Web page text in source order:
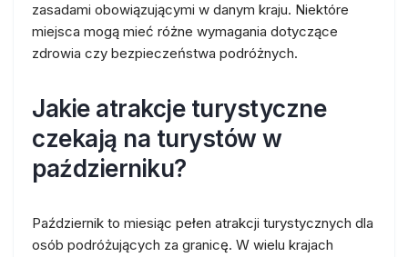
zasadami obowiązującymi w danym kraju. Niektóre
miejsca mogą mieć różne wymagania dotyczące
zdrowia czy bezpieczeństwa podróżnych.
Jakie atrakcje turystyczne
czekają na turystów w
październiku?
Październik to miesiąc pełen atrakcji turystycznych dla
osób podróżujących za granicę. W wielu krajach